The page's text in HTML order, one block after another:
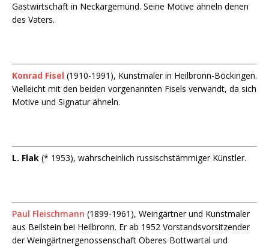
Gastwirtschaft in Neckargemünd. Seine Motive ähneln denen
des Vaters.
Konrad Fisel (1910-1991), Kunstmaler in Heilbronn-Böckingen.
Vielleicht mit den beiden vorgenannten Fisels verwandt, da sich
Motive und Signatur ähneln.
L. Flak (* 1953), wahrscheinlich russischstämmiger Künstler.
Paul Fleischmann (1899-1961), Weingärtner und Kunstmaler
aus Beilstein bei Heilbronn. Er ab 1952 Vorstandsvorsitzender
der Weingärtnergenossenschaft Oberes Bottwartal und